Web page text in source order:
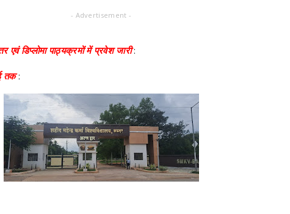
- Advertisement -
एवं डिप्लोमा पाठ्यक्रमों में प्रवेश जारी:
तक: